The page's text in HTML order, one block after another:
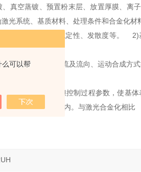
么可以帮
真空蒸镀、预置粉末层、放置厚膜、离
光系统、基质材料、处理条件和合金化材
稳定性、模式的稳定性、发散度等。 2)
原始组织状态等。
、各种气体、气流及流向、运动合成方式
入其他合金材料。但控制过程参数，使基
几乎没有进入涂层内。与激光合金化相比